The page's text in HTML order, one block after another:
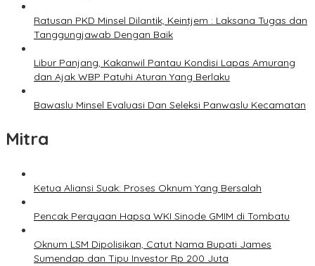
Ratusan PKD Minsel Dilantik, Keintjem : Laksana Tugas dan
Tanggungjawab Dengan Baik
Libur Panjang, Kakanwil Pantau Kondisi Lapas Amurang
dan Ajak WBP Patuhi Aturan Yang Berlaku
Bawaslu Minsel Evaluasi Dan Seleksi Panwaslu Kecamatan
Mitra
Ketua Aliansi Suak: Proses Oknum Yang Bersalah
Pencak Perayaan Hapsa WKI Sinode GMIM di Tombatu
Oknum LSM Dipolisikan, Catut Nama Bupati James
Sumendap dan Tipu Investor Rp 200 Juta